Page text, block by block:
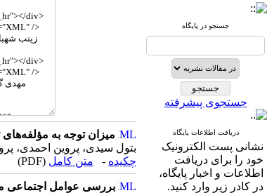
جستجو در پایگاه
جستجوی پیشرفته
دریافت اطلاعات پایگاه
نشانی پست الکترونیک
خود را برای دریافت
اطلاعات و اخبار پایگاه،
در کادر زیر وارد کنید.
میزان توجه به
بتول سیدی، پروین احمدی،
چکیده - متن کامل (PDF)
بررسی عوامل اجتماعی